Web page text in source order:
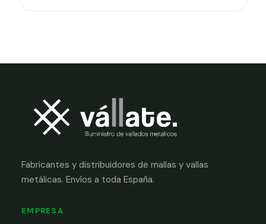
Fabricantes y distribuidores de mallas y vallas
metálicas. Envíos a toda España.
EMPRESA